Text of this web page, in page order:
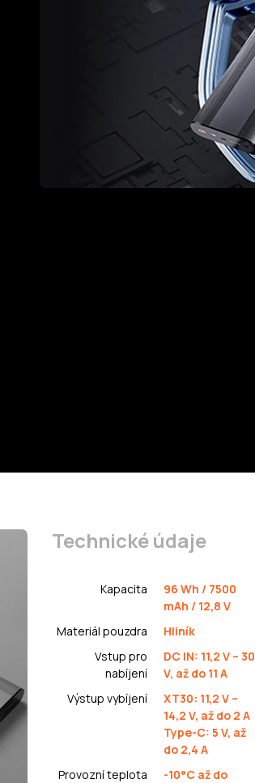
Technické údaje
Kapacita
96 Wh / 7500
mAh / 12,8 V
Materiál pouzdra
Hliník
Vstup pro
nabíjení
DC IN: 11,2 V – 30
V, až do 11 A
Výstup vybíjení
XT30: 11,2 V –
14,2 V, až do 2 A
Type-C: 5 V, až
do 2,4 A
Provozní teplota
-10°C až do